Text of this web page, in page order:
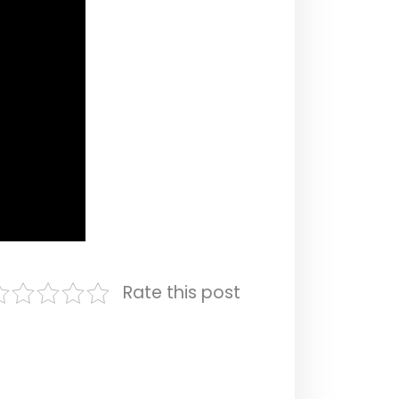
Rate this post